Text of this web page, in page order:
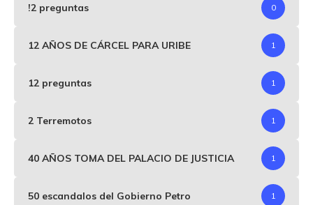
!2 preguntas 0
12 AÑOS DE CÁRCEL PARA URIBE 1
12 preguntas 1
2 Terremotos 1
40 AÑOS TOMA DEL PALACIO DE JUSTICIA 1
50 escandalos del Gobierno Petro 1